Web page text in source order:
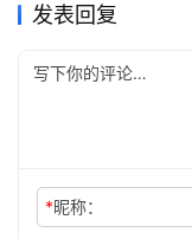
发表回复
*昵称：